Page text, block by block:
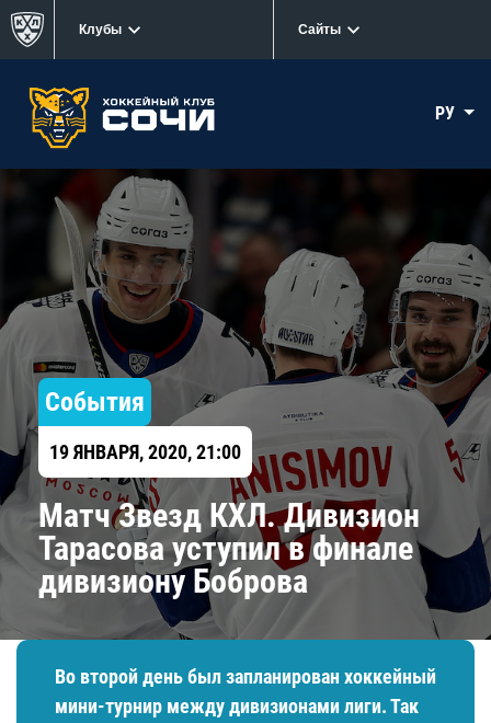
Клубы Сайты
РУ
События
19 ЯНВАРЯ, 2020, 21:00
Матч Звезд КХЛ. Дивизион
Тарасова уступил в финале
дивизиону Боброва
Во второй день был запланирован хоккейный
мини-турнир между дивизионами лиги. Так